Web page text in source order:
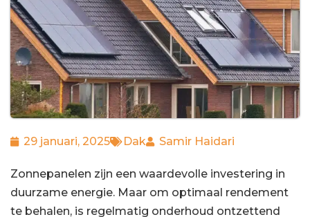
29 januari, 2025 Dak Samir Haidari
Zonnepanelen zijn een waardevolle investering in
duurzame energie. Maar om optimaal rendement
te behalen, is regelmatig onderhoud ontzettend